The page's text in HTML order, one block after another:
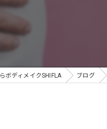
ボディメイクSHIFLA ブログ